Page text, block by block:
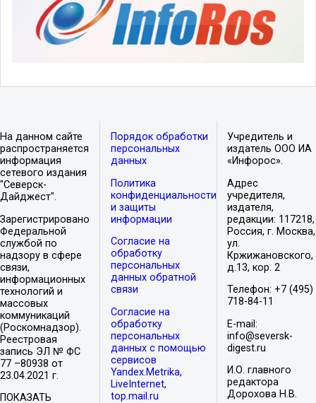
На данном сайте
распространяется
информация
сетевого издания
"Северск-
Дайджест".
Зарегистрировано
Федеральной
службой по
надзору в сфере
связи,
информационных
технологий и
массовых
коммуникаций
(Роскомнадзор).
Реестровая
запись ЭЛ № ФС
77 –80938 от
23.04.2021 г.
ПОКАЗАТЬ
Порядок обработки
персональных
данных
Политика
конфиденциальности
и защиты
информации
Согласие на
обработку
персональных
данных обратной
связи
Согласие на
обработку
персональных
данных с помощью
сервисов
Yandex.Metrika,
LiveInternet,
top.mail.ru
Учредитель и
издатель ООО ИА
«Инфорос».
Адрес
учредителя,
издателя,
редакции: 117218,
Россия, г. Москва,
ул.
Кржижановского,
д.13, кор. 2
Телефон: +7 (495)
718-84-11
E-mail:
info@seversk-
digest.ru
И.О. главного
редактора
Дорохова Н.В.